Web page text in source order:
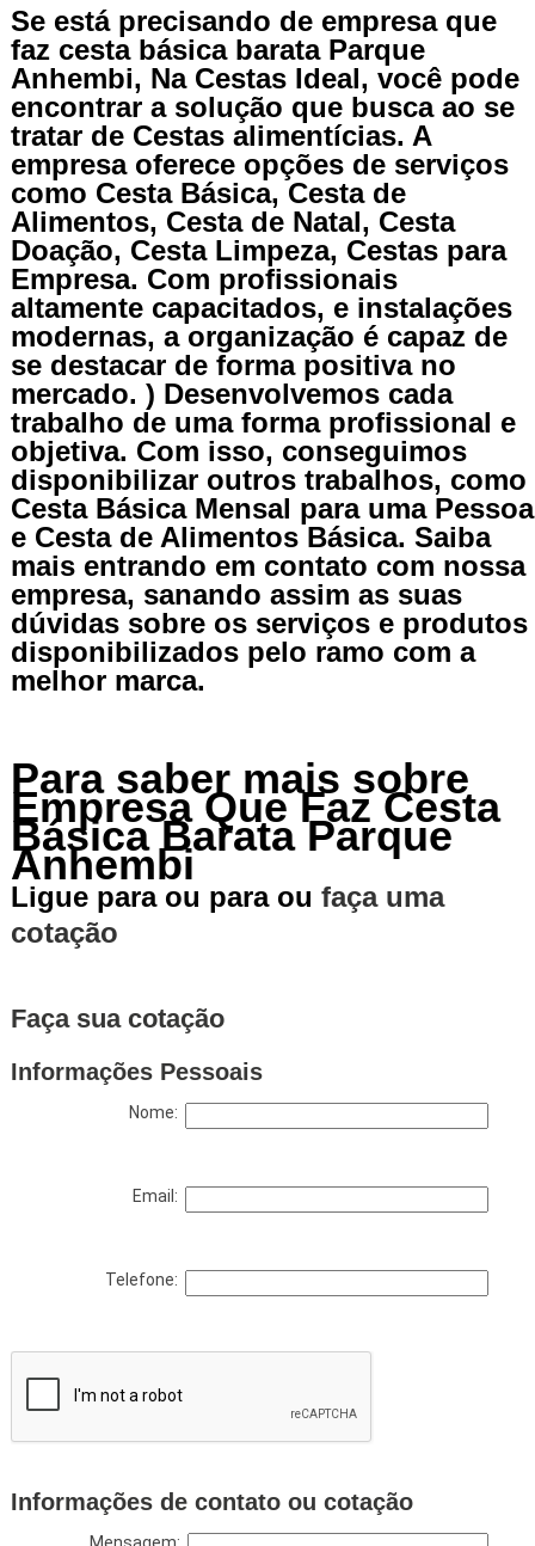
Se está precisando de empresa que
faz cesta básica barata Parque
Anhembi, Na Cestas Ideal, você pode
encontrar a solução que busca ao se
tratar de Cestas alimentícias. A
empresa oferece opções de serviços
como Cesta Básica, Cesta de
Alimentos, Cesta de Natal, Cesta
Doação, Cesta Limpeza, Cestas para
Empresa. Com profissionais
altamente capacitados, e instalações
modernas, a organização é capaz de
se destacar de forma positiva no
mercado. ) Desenvolvemos cada
trabalho de uma forma profissional e
objetiva. Com isso, conseguimos
disponibilizar outros trabalhos, como
Cesta Básica Mensal para uma Pessoa
e Cesta de Alimentos Básica. Saiba
mais entrando em contato com nossa
empresa, sanando assim as suas
dúvidas sobre os serviços e produtos
disponibilizados pelo ramo com a
melhor marca.
Para saber mais sobre
Empresa Que Faz Cesta
Básica Barata Parque
Anhembi
Ligue para ou para ou faça uma
cotação
Faça sua cotação
Informações Pessoais
Nome:
Email:
Telefone:
Informações de contato ou cotação